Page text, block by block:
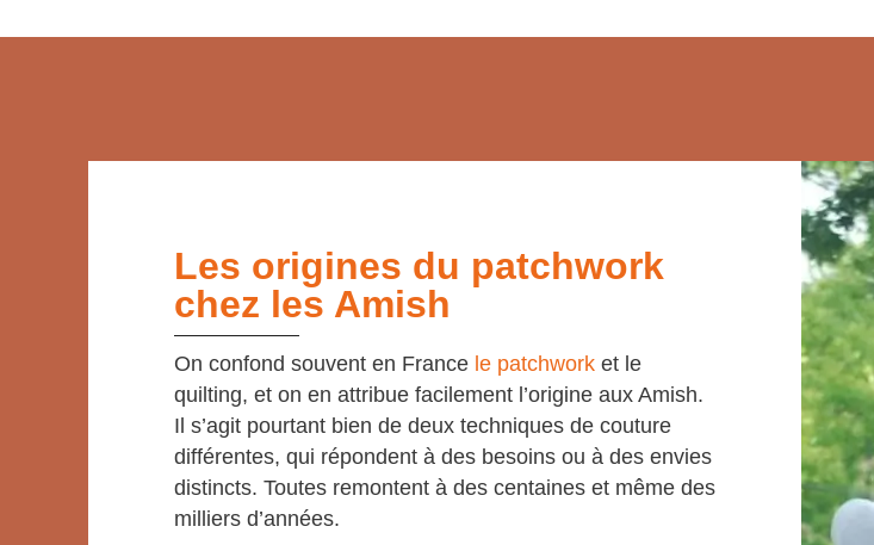
Les origines du patchwork
chez les Amish
On confond souvent en France le patchworket le
quilting, et on en attribue facilement l’origine aux Amish.
Il s’agit pourtant bien de deux techniques de couture
différentes, qui répondent à des besoins ou à des envies
distincts. Toutes remontent à des centaines et même des
milliers d’années.